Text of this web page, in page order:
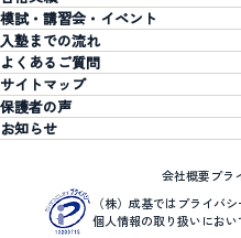
模試・講習会・イベント
入塾までの流れ
よくあるご質問
サイトマップ
保護者の声
お知らせ
会社概要プラ
（株）成基ではプライバ
個人情報の取り扱いにおい